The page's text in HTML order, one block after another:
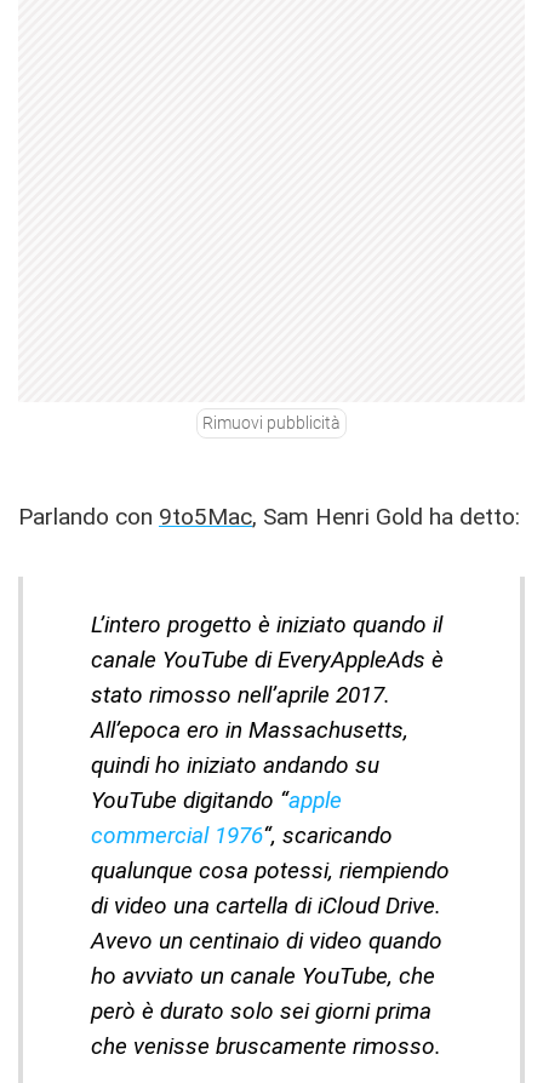
Rimuovi pubblicità
Parlando con 9to5Mac, Sam Henri Gold ha detto:
L’intero progetto è iniziato quando il
canale YouTube di EveryAppleAds è
stato rimosso nell’aprile 2017.
All’epoca ero in Massachusetts,
quindi ho iniziato andando su
YouTube digitando “apple
commercial 1976“, scaricando
qualunque cosa potessi, riempiendo
di video una cartella di iCloud Drive.
Avevo un centinaio di video quando
ho avviato un canale YouTube, che
però è durato solo sei giorni prima
che venisse bruscamente rimosso.